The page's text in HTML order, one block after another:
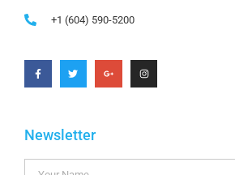
+1 (604) 590-5200
Newsletter